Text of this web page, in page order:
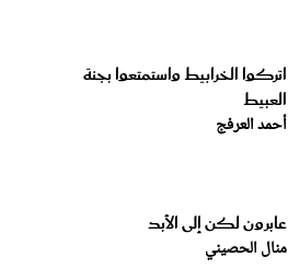
اتركوا الخرابيط واستمتعوا بجنة
العبيط
أحمد العرفج
عابرون لكن إلى الأبد
منال الحصيني